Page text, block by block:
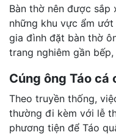
Bàn thờ nên được sắp
những khu vực ẩm
gia đình đặt bàn thờ
trang nghiêm gần
Cúng ông Táo cá
Theo truyền thống,
thường đi kèm với lễ
phương tiện để Táo